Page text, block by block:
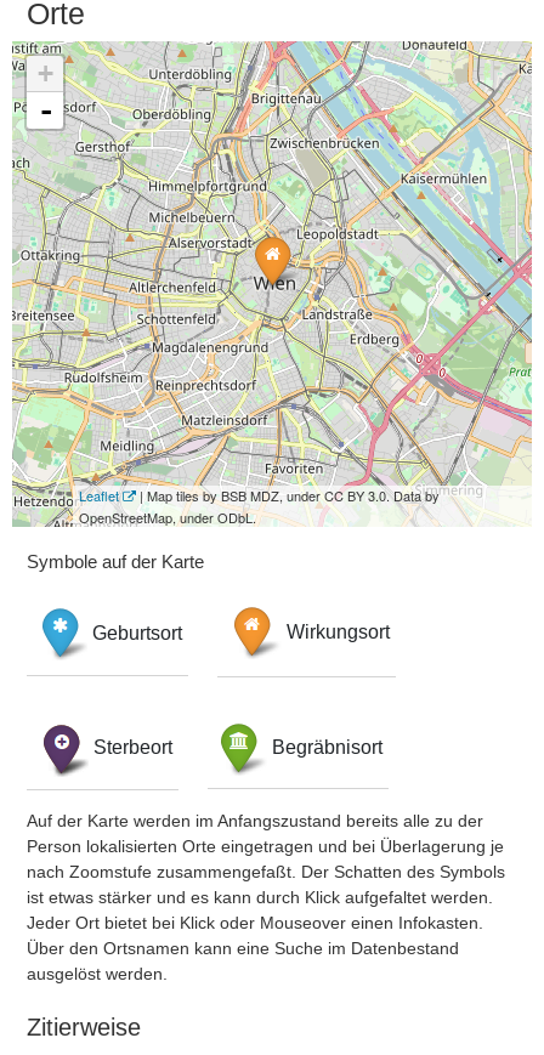
Orte
+
-
Leaflet
| Map tiles by BSB MDZ, under CC BY 3.0. Data by
OpenStreetMap, under ODbL.
Symbole auf der Karte
Geburtsort Wirkungsort
Sterbeort Begräbnisort
Auf der Karte werden im Anfangszustand bereits alle zu der
Person lokalisierten Orte eingetragen und bei Überlagerung je
nach Zoomstufe zusammengefaßt. Der Schatten des Symbols
ist etwas stärker und es kann durch Klick aufgefaltet werden.
Jeder Ort bietet bei Klick oder Mouseover einen Infokasten.
Über den Ortsnamen kann eine Suche im Datenbestand
ausgelöst werden.
Zitierweise